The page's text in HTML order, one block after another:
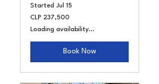
Started Jul 15
237,500
Chilean
pesos
CLP 237,500
Loading availability...
Book Now